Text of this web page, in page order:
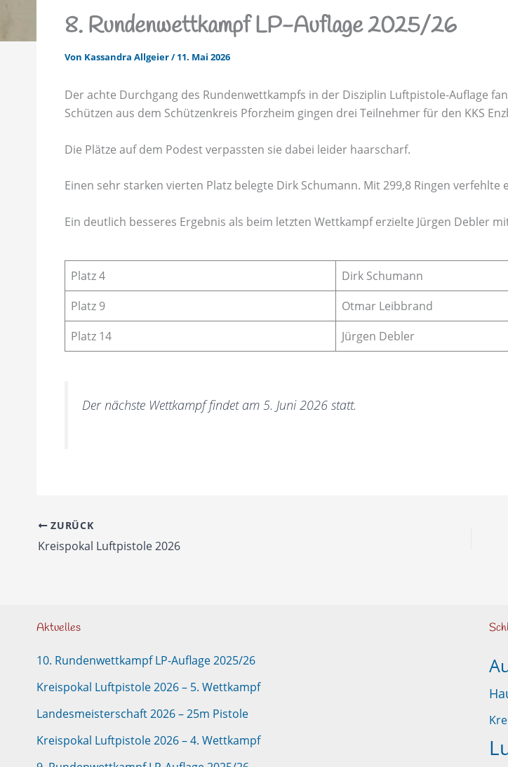
8. Rundenwettkampf LP-Auflage 2025/26
Von Kassandra Allgeier/11. Mai 2026
Der achte Durchgang des Rundenwettkampfs in der Disziplin Luftpistole-Auflage
Schützen aus dem Schützenkreis Pforzheim gingen drei Teilnehmer für den KKS
Die Plätze auf dem Podest verpassten sie dabei leider haarscharf.
Einen sehr starken vierten Platz belegte Dirk Schumann. Mit 299,8 Ringen
Ein deutlich besseres Ergebnis als beim letzten Wettkampf erzielte Jürgen Debler
Platz 4 Dirk Schumann
Platz 9
Otmar Leibbrand
Platz 14
Jürgen Debler
Der nächste Wettkampf findet am 5. Juni 2026 statt.
ZURÜCK
Kreispokal Luftpistole 2026
Aktuelles
10. Rundenwettkampf LP-Auflage 2025/26
Kreispokal Luftpistole 2026 – 5. Wettkampf
Landesmeisterschaft 2026 – 25m Pistole
Kreispokal Luftpistole 2026 – 4. Wettkampf